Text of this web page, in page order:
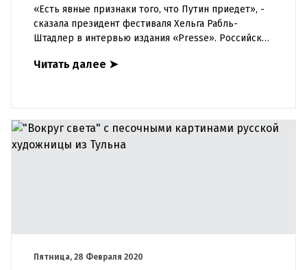
«Есть явные признаки того, что Путин приедет», -
сказала президент фестиваля Хельга Рабль-
Штадлер в интервью издания «Presse». Российский
2019 году, продол
Читать далее ➤
Пятница, 28 Февраля 2020